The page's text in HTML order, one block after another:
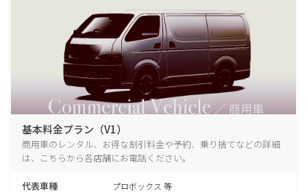
基本料金プラン（V1）
商用車のレンタル、お得な割引料金や予約、乗り捨てなどの詳細
は、こちらから各店舗にお電話ください。
代表車種 プロボックス 等